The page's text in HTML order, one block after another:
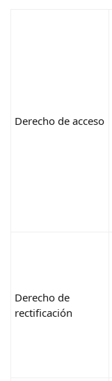
Derecho de acceso
Derecho de
rectificación